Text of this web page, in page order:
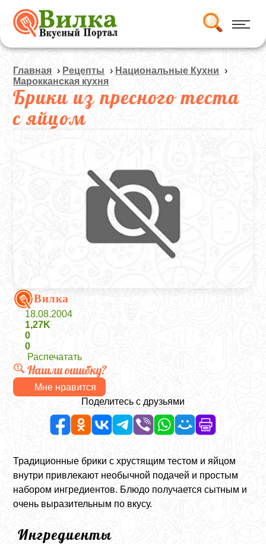
Главная › Рецепты › Национальные Кухни ›
Марокканская кухня
Брики из пресного теста
с яйцом
Вилка
18.08.2004
1,27K
0
0
Распечатать
Нашли ошибку?
Мне нравится
Поделитесь с друзьями
Традиционные брики с хрустящим тестом и яйцом
внутри привлекают необычной подачей и простым
набором ингредиентов. Блюдо получается сытным и
очень выразительным по вкусу.
Ингредиенты